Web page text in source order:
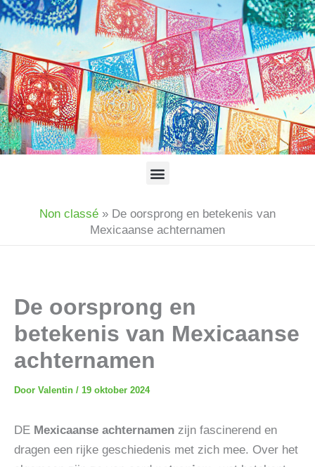
Ga
naar
de
inhoud
Menu
Non classé » De oorsprong en betekenis van
Mexicaanse achternamen
De oorsprong en
betekenis van Mexicaanse
achternamen
Door Valentin / 19 oktober 2024
DE Mexicaanse achternamen zijn fascinerend en
dragen een rijke geschiedenis met zich mee. Over het